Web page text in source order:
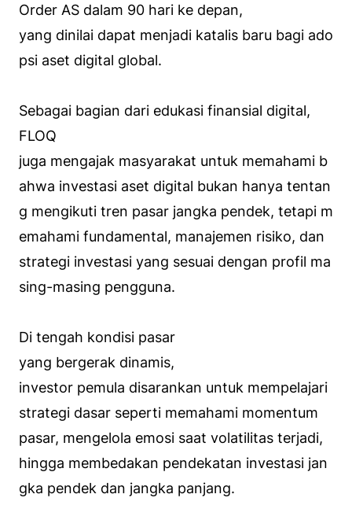
Order AS dalam 90 hari ke depan,
yang dinilai dapat menjadi katalis baru bagi ado
psi aset digital global.
Sebagai bagian dari edukasi finansial digital,
FLOQ
juga mengajak masyarakat untuk memahami b
ahwa investasi aset digital bukan hanya tentan
g mengikuti tren pasar jangka pendek, tetapi m
emahami fundamental, manajemen risiko, dan
strategi investasi yang sesuai dengan profil ma
sing-masing pengguna.
Di tengah kondisi pasar
yang bergerak dinamis,
investor pemula disarankan untuk mempelajari
strategi dasar seperti memahami momentum
pasar, mengelola emosi saat volatilitas terjadi,
hingga membedakan pendekatan investasi jan
gka pendek dan jangka panjang.